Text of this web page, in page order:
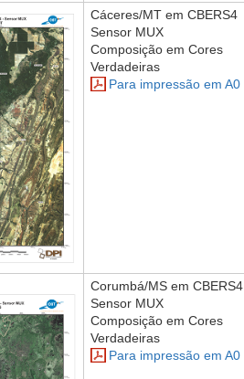
Cáceres/MT em CBERS4
Sensor MUX
Composição em Cores
Verdadeiras
Para impressão em A0
Corumbá/MS em CBERS4
Sensor MUX
Composição em Cores
Verdadeiras
Para impressão em A0